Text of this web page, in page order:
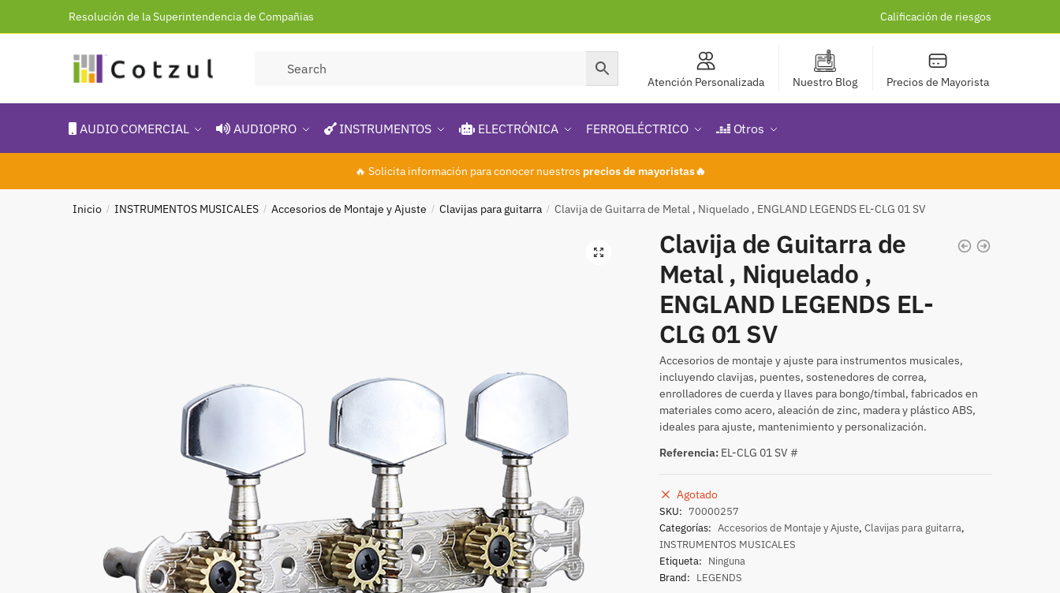
Resolución de la Superintendencia de Compañias Calificación de riesgos
Atención Personalizada Nuestro Blog Precios de Mayorista
AUDIO COMERCIAL AUDIOPRO INSTRUMENTOS ELECTRÓNICA FERROELÉCTRICO Otros
🔥 Solicita información para conocer nuestros precios de mayoristas🔥
Inicio / INSTRUMENTOS MUSICALES / Accesorios de Montaje y Ajuste / Clavijas para guitarra / Clavija de Guitarra de Metal , Niquelado , ENGLAND LEGENDS EL-CLG 01 SV
🔍
Clavija de Guitarra de
Metal , Niquelado ,
ENGLAND LEGENDS EL-
CLG 01 SV
Accesorios de montaje y ajuste para instrumentos musicales,
incluyendo clavijas, puentes, sostenedores de correa,
enrolladores de cuerda y llaves para bongo/timbal, fabricados en
materiales como acero, aleación de zinc, madera y plástico ABS,
ideales para ajuste, mantenimiento y personalización.
Referencia: EL-CLG 01 SV #
Agotado
SKU: 70000257
Categorías: Accesorios de Montaje y Ajuste, Clavijas para guitarra,
INSTRUMENTOS MUSICALES
Etiqueta: Ninguna
Brand: LEGENDS